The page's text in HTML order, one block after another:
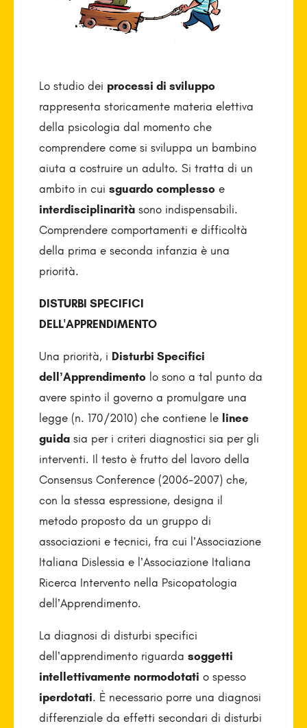
Lo studio dei processi di sviluppo
rappresenta storicamente materia elettiva
della psicologia dal momento che
comprendere come si sviluppa un bambino
aiuta a costruire un adulto. Si tratta di un
ambito in cui sguardo complesso e
interdisciplinaritàsono indispensabili.
Comprendere comportamenti e difficoltà
della prima e seconda infanzia è una
priorità.
DISTURBI SPECIFICI
DELL'APPRENDIMENTO
Una priorità, i Disturbi Specifici
dell’Apprendimento lo sono a tal punto da
avere spinto il governo a promulgare una
legge (n. 170/2010) che contiene le linee
guidasia per i criteri diagnostici sia per gli
interventi. Il testo è frutto del lavoro della
Consensus Conference (2006-2007) che,
con la stessa espressione, designa il
metodo proposto da un gruppo di
associazioni e tecnici, fra cui l’Associazione
Italiana Dislessia e l’Associazione Italiana
Ricerca Intervento nella Psicopatologia
dell’Apprendimento.
La diagnosi di disturbi specifici
dell’apprendimento riguarda soggetti
intellettivamente normodotati o spesso
iperdotati. È necessario porre una diagnosi
differenziale da effetti secondari di disturbi